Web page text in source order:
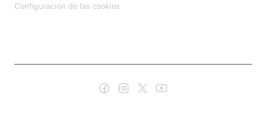
Configuración de las cookies